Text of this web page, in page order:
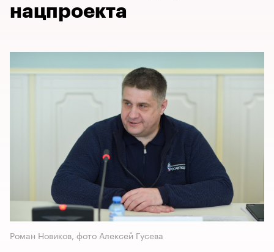
нацпроекта
Роман Новиков, фото Алексей Гусева